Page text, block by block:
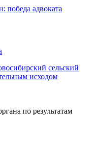
победа адвоката
сельский
исходом
по результатам